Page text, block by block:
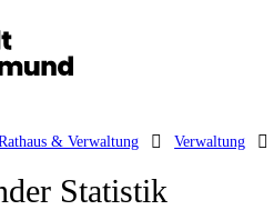
& Verwaltung Verwaltung
Statistik